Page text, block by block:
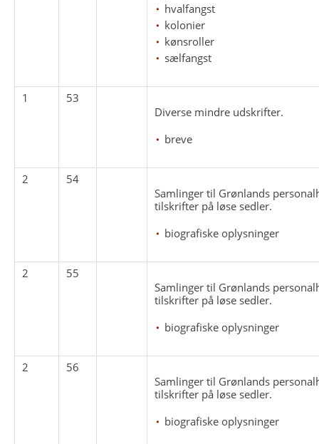
hvalfangst
kolonier
kønsroller
sælfangst
1
53
Diverse mindre udskrifter.
breve
2
54
Samlinger til Grønlands
tilskrifter på løse sedler.
biografiske oplysninger
2
55
Samlinger til Grønlands
tilskrifter på løse sedler.
biografiske oplysninger
2
56
Samlinger til Grønlands
tilskrifter på løse sedler.
biografiske oplysninger